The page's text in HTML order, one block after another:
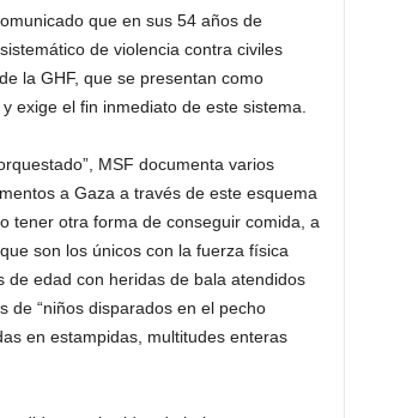
que en sus 54 años de
de violencia contra civiles
la GHF, que se presentan como
exige el fin inmediato de este sistema.
MSF documenta varios
a Gaza a través de este esquema
tener otra forma de conseguir comida, a
son los únicos con la fuerza física
de edad con heridas de bala atendidos
de “niños disparados en el pecho
en estampidas, multitudes enteras